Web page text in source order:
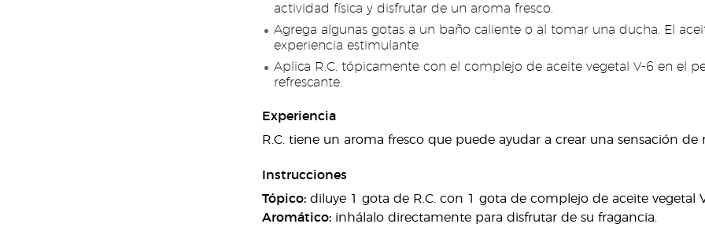
actividad física y disfrutar de un aroma fresco.
Agrega algunas gotas a un baño caliente o al tomar una ducha. El
experiencia estimulante.
Aplica R.C. tópicamente con el complejo de aceite vegetal V-6 en el
refrescante.
Experiencia
R.C. tiene un aroma fresco que puede ayudar a crear una sensación de
Instrucciones
Tópico: diluye 1 gota de R.C. con 1 gota de complejo de aceite vegetal
Aromático: inhálalo directamente para disfrutar de su fragancia.